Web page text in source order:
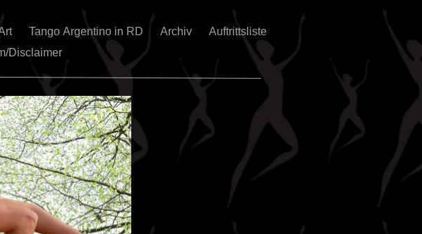
Tango Argentino in RD Archiv
Auftrittsliste
Disclaimer